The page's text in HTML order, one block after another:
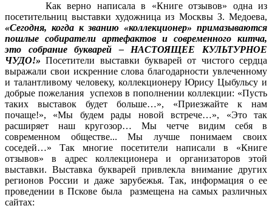
Как верно написала в «Книге отзывов» одна из
посетительниц выставки художница из Москвы З. Медоева,
«Сегодня, когда к званию «коллекционер» примазываются
пошлые собиратели артефактов и современного китча,
это собрание букварей – НАСТОЯЩЕЕ КУЛЬТУРНОЕ
ЧУДО!» Посетители выставки букварей от чистого сердца
выражали свои искренние слова благодарности увлеченному
и талантливому человеку, коллекционеру Юрису Цыбульсу и
добрые пожелания успехов в пополнении коллекции: «Пусть
таких выставок будет больше…», «Приезжайте к нам
почаще!», «Мы будем рады новой встрече…», «Это так
расширяет наш кругозор… Мы четче видим себя в
современном обществе... Мы лучше понимаем своих
соседей…» Так многие посетители написали в «Книге
отзывов» в адрес коллекционера и организаторов этой
выставки. Выставка букварей привлекла внимание других
регионов России и даже зарубежья. Так, информация о ее
проведении в Пскове была размещена на самых различных
сайтах: